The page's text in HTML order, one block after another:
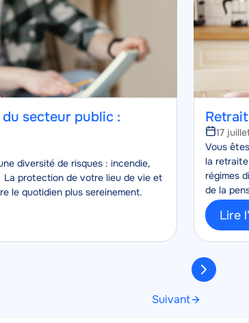
secteur public :
diversité de risques : incendie,
protection de votre lieu de vie et
le quotidien plus sereinement.
17
Corps
Vous
la
régimes
de la
Lire
Page
suivante
Suivant